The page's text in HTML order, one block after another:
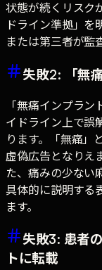
状態が続くリスク
ドライン準拠」を
または第三者が監
失敗2: 「無
「無痛インプラ
イドライン上で誤
ります。「無痛」
虚偽広告となりえ
た、痛みの少ない
具体的に説明する
ます。
失敗3: 患者
トに転載